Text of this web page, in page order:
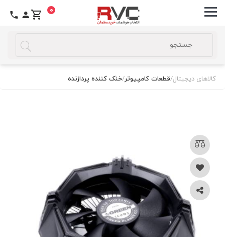
0
کالاهای دیجیتال/قطعات کامپیوتر/خنک کننده پردازنده